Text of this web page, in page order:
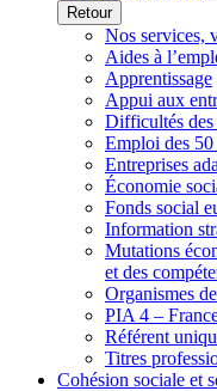
Retour
Nos services,
Aides à
Apprentissage
Appui aux
Difficultés des
Emploi des 50
Entreprises
Économie
Fonds social
Information
Mutations
et des
Organismes
PIA 4 –
Référent
Titres
Cohésion sociale et